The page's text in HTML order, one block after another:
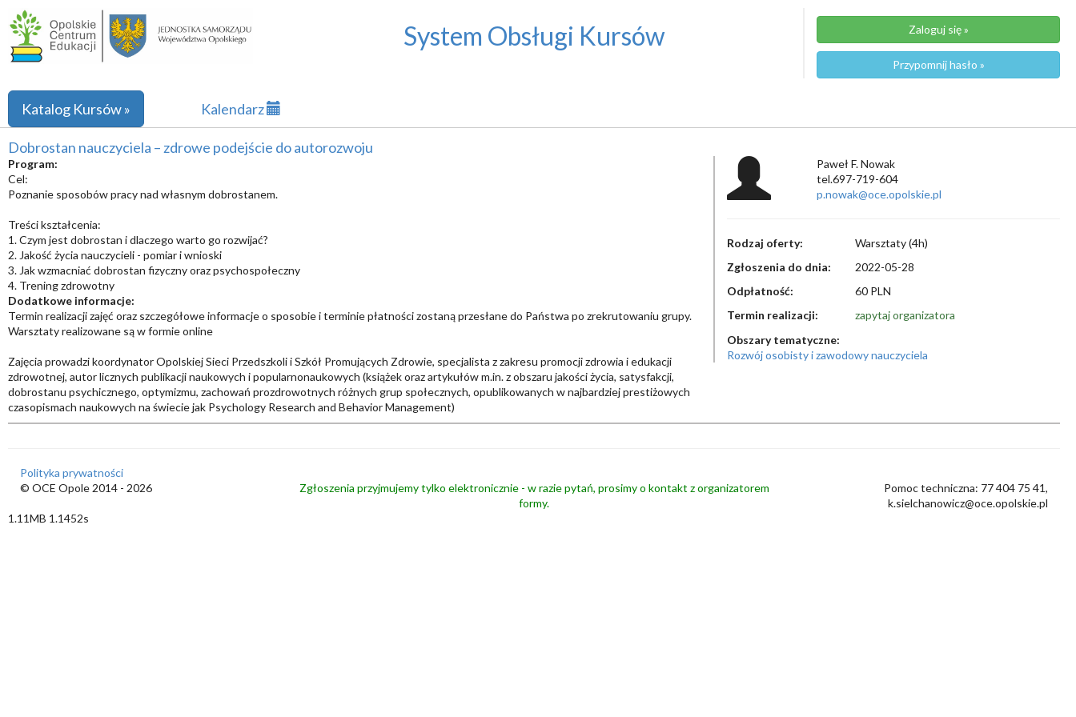
System Obsługi Kursów Zaloguj się »
Przypomnij hasło »
Katalog Kursów » Kalendarz
Dobrostan nauczyciela – zdrowe podejście do autorozwoju
Program:
Cel:
Poznanie sposobów pracy nad własnym dobrostanem.
Treści kształcenia:
1. Czym jest dobrostan i dlaczego warto go rozwijać?
2. Jakość życia nauczycieli - pomiar i wnioski
3. Jak wzmacniać dobrostan fizyczny oraz psychospołeczny
4. Trening zdrowotny
Dodatkowe informacje:
Termin realizacji zajęć oraz szczegółowe informacje o sposobie i terminie płatności zostaną przesłane do Państwa po zrekrutowaniu grupy.
Warsztaty realizowane są w formie online
Zajęcia prowadzi koordynator Opolskiej Sieci Przedszkoli i Szkół Promujących Zdrowie, specjalista z zakresu promocji zdrowia i edukacji
zdrowotnej, autor licznych publikacji naukowych i popularnonaukowych (książek oraz artykułów m.in. z obszaru jakości życia, satysfakcji,
dobrostanu psychicznego, optymizmu, zachowań prozdrowotnych różnych grup społecznych, opublikowanych w najbardziej prestiżowych
czasopismach naukowych na świecie jak Psychology Research and Behavior Management)
Paweł F. Nowak
tel.697-719-604
p.nowak@oce.opolskie.pl
Rodzaj oferty:
Warsztaty (4h)
Zgłoszenia do dnia:
2022-05-28
Odpłatność:
60 PLN
Termin realizacji:
zapytaj organizatora
Obszary tematyczne:
Rozwój osobisty i zawodowy nauczyciela
Polityka prywatności
© OCE Opole 2014 - 2026
Zgłoszenia przyjmujemy tylko elektronicznie - w razie pytań, prosimy o kontakt z organizatorem
formy.
Pomoc techniczna: 77 404 75 41,
k.sielchanowicz@oce.opolskie.pl
1.11MB 1.1452s